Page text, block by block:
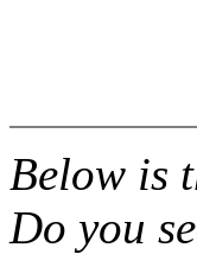
Below is
Do you